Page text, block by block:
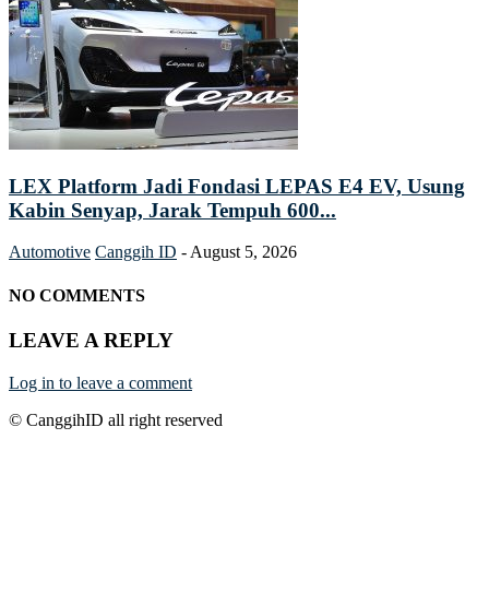
LEX Platform Jadi Fondasi LEPAS E4 EV, Usung
Kabin Senyap, Jarak Tempuh 600...
Automotive Canggih ID -August 5, 2026
NO COMMENTS
LEAVE A REPLY
Log in to leave a comment
© CanggihID all right reserved